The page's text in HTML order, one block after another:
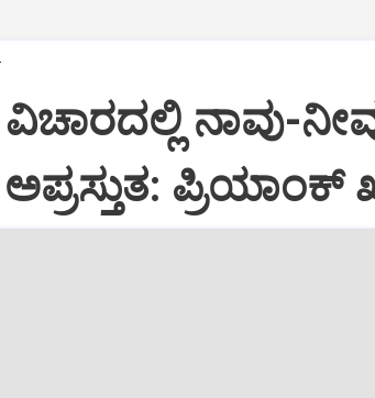
ನಾವು-
ಪ್ರಿಯಾಂಕ್